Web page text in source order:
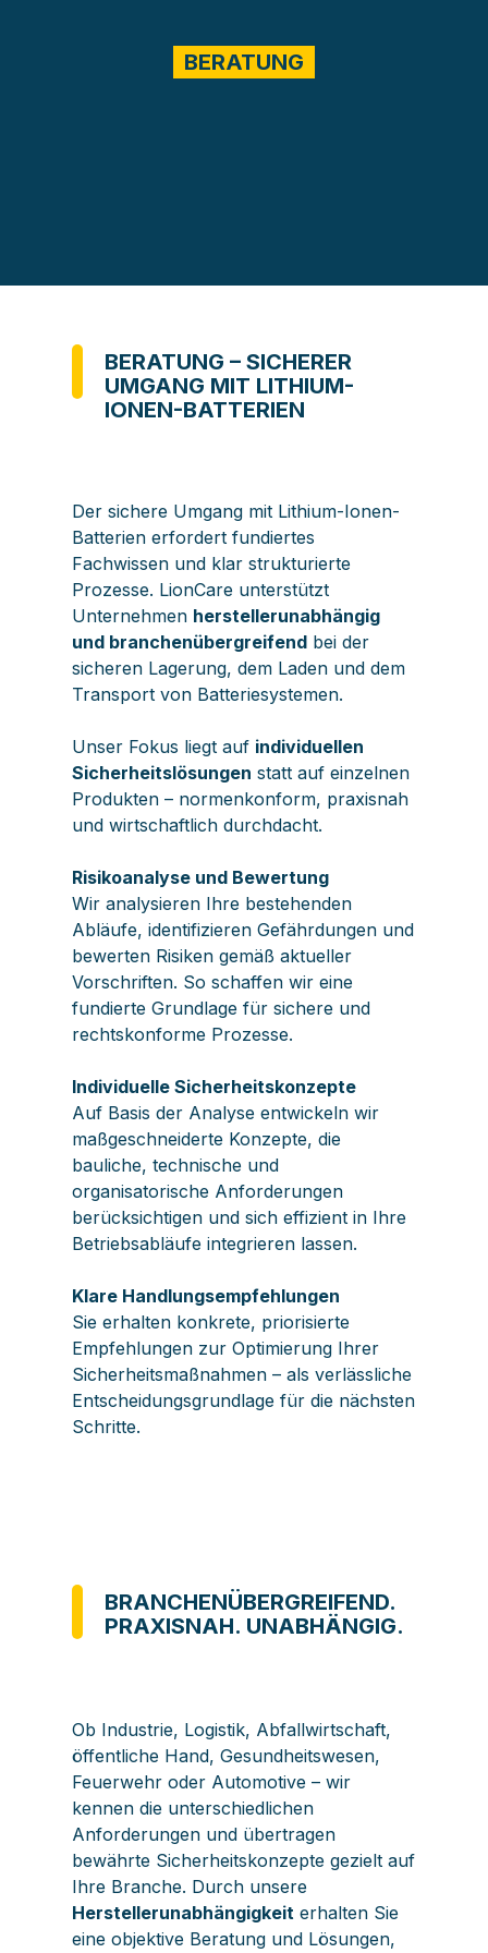
BERATUNG
BERATUNG – SICHERER
UMGANG MIT LITHIUM-
IONEN-BATTERIEN
Der sichere Umgang mit Lithium-Ionen-
Batterien erfordert fundiertes
Fachwissen und klar strukturierte
Prozesse. LionCare unterstützt
Unternehmen herstellerunabhängig
und branchenübergreifendbei der
sicheren Lagerung, dem Laden und dem
Transport von Batteriesystemen.
Unser Fokus liegt auf individuellen
Sicherheitslösungen statt auf einzelnen
Produkten – normenkonform, praxisnah
und wirtschaftlich durchdacht.
Risikoanalyse und Bewertung
Wir analysieren Ihre bestehenden
Abläufe, identifizieren Gefährdungen und
bewerten Risiken gemäß aktueller
Vorschriften. So schaffen wir eine
fundierte Grundlage für sichere und
rechtskonforme Prozesse.
Individuelle Sicherheitskonzepte
Auf Basis der Analyse entwickeln wir
maßgeschneiderte Konzepte, die
bauliche, technische und
organisatorische Anforderungen
berücksichtigen und sich effizient in Ihre
Betriebsabläufe integrieren lassen.
Klare Handlungsempfehlungen
Sie erhalten konkrete, priorisierte
Empfehlungen zur Optimierung Ihrer
Sicherheitsmaßnahmen – als verlässliche
Entscheidungsgrundlage für die nächsten
Schritte.
BRANCHENÜBERGREIFEND.
PRAXISNAH. UNABHÄNGIG.
Ob Industrie, Logistik, Abfallwirtschaft,
öffentliche Hand, Gesundheitswesen,
Feuerwehr oder Automotive – wir
kennen die unterschiedlichen
Anforderungen und übertragen
bewährte Sicherheitskonzepte gezielt auf
Ihre Branche. Durch unsere
Herstellerunabhängigkeiterhalten Sie
eine objektive Beratung und Lösungen,